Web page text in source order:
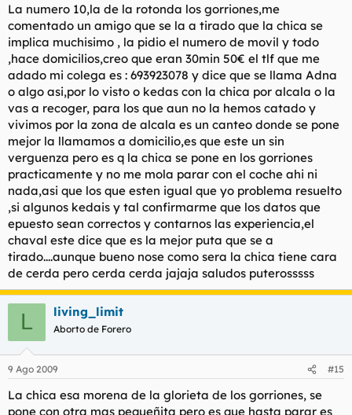
La numero 10,la de la rotonda los gorriones,me
comentado un amigo que se la a tirado que la chica se
implica muchisimo , la pidio el numero de movil y todo
,hace domicilios,creo que eran 30min 50€ el tlf que me
adado mi colega es : 693923078 y dice que se llama Adna
o algo asi,por lo visto o kedas con la chica por alcala o la
vas a recoger, para los que aun no la hemos catado y
vivimos por la zona de alcala es un canteo donde se pone
mejor la llamamos a domicilio,es que este un sin
verguenza pero es q la chica se pone en los gorriones
practicamente y no me mola parar con el coche ahi ni
nada,asi que los que esten igual que yo problema resuelto
,si algunos kedais y tal confirmarme que los datos que
epuesto sean correctos y contarnos las experiencia,el
chaval este dice que es la mejor puta que se a
tirado....aunque bueno nose como sera la chica tiene cara
de cerda pero cerda cerda jajaja saludos puterosssss
L living_limit
Aborto de Forero
9 Ago 2009 #15
La chica esa morena de la glorieta de los gorriones, se
pone con otra mas pequeñita pero es que hasta parar es